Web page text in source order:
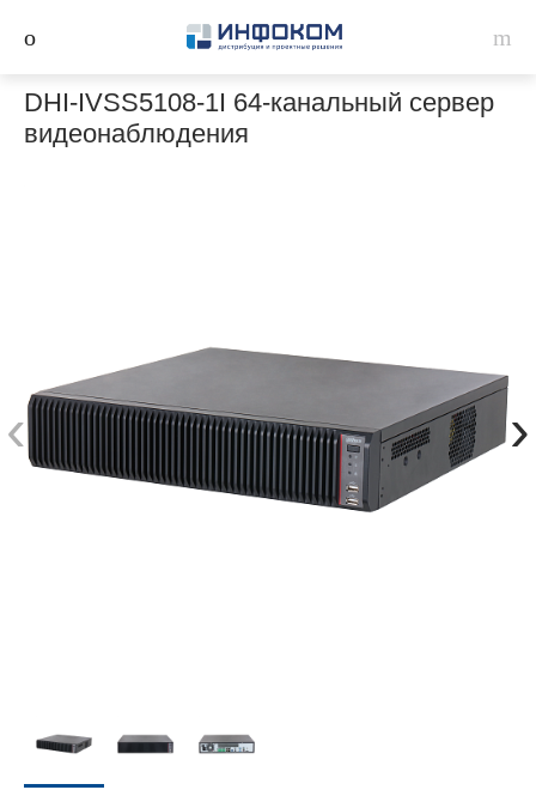
DHI-IVSS5108-1I 64-канальный сервер
видеонаблюдения
‹ ›